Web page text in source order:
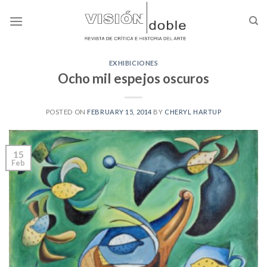
EXHIBICIONES
Ocho mil espejos oscuros
POSTED ON FEBRUARY 15, 2014 BY CHERYL HARTUP
15
Feb